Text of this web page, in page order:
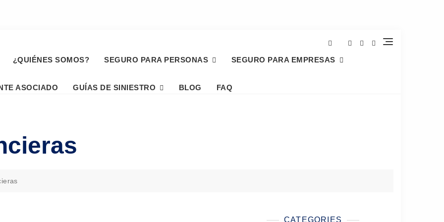
¿QUIÉNES SOMOS? SEGURO PARA PERSONAS SEGURO PARA EMPRESAS
ASOCIADO GUÍAS DE SINIESTRO BLOG FAQ
CATEGORIES